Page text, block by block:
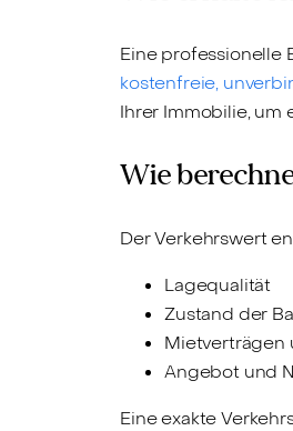
Eine professionelle
kostenfreie,
Ihrer Immobilie, um
Wie
Der Verkehrswert
Lagequalität
Zustand der
Mietverträgen
Angebot und
Eine exakte